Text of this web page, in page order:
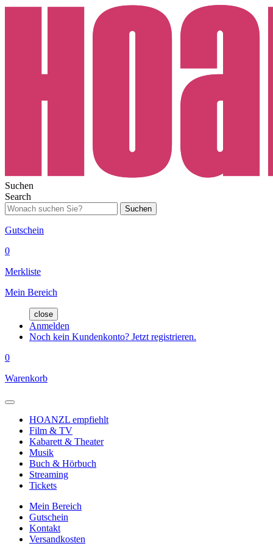
Suchen
Search
Suchen
Gutschein
0
Merkliste
Mein Bereich
close
Anmelden
Noch kein Kundenkonto? Jetzt registrieren.
0
Warenkorb
HOANZL empfiehlt
Film & TV
Kabarett & Theater
Musik
Buch & Hörbuch
Streaming
Tickets
Mein Bereich
Gutschein
Kontakt
Versandkosten